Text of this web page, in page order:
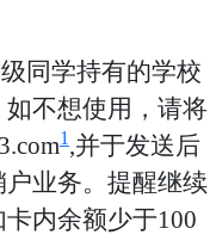
级同学持有的学校
不想使用， 请将
1 ,并于发送后
业务。提醒继续
内余额少于100